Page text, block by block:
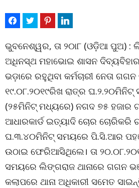
ଭୁବନେଶ୍ୱର, ତା ୨୦ା୮ (ଓଡ଼ିଆ ପୁଅ) :
ଅଧିନସ୍ଥ ମହାଭୋଇ ଶାସନ
ଭଡ଼ାରେ ରହୁଥିବା କର୍ମଚାରୀ ନେତା
୧୯.୦୮.୨୦୧୯ରିଖ ରାତ୍ର
(୨୫ମିନିଟ୍ ମଧ୍ୟରେ) ନଗଦ ୭୫ ହଜାର
ଆଧାରକାର୍ଡ ଇତ୍ୟାଦି ଚୋର ଚୋରିକରି
ଘ.୩.୪୦ମିନିଟ୍ ସମୟରେ ପି.ସି.ଆର
ଉଠାଇ ଫେରିଆସିଥିଲେ। ତା
ସମୟରେ ଲିଙ୍ଗରାଜ ଥାନାରେ ଗଗନ
କଲାପରେ ଥାନା ଅଧିକାରୀ ସମେତ